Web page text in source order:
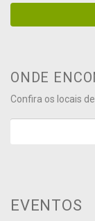
ONDE
Confira os locais
EVENTOS